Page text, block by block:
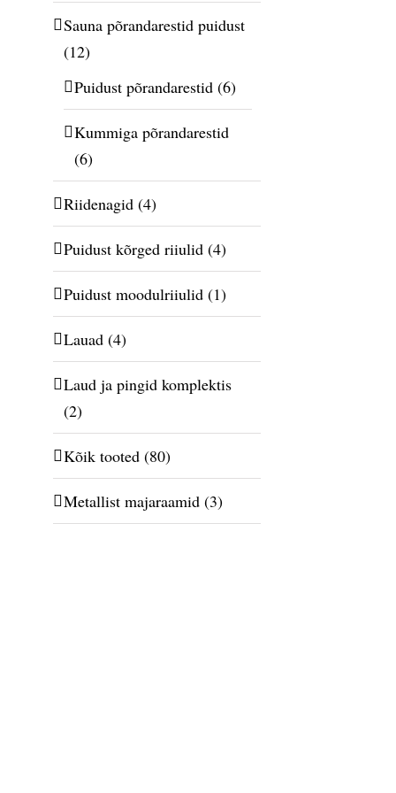
Sauna põrandarestid puidust
(12)
Puidust põrandarestid (6)
Kummiga põrandarestid
(6)
Riidenagid (4)
Puidust kõrged riiulid (4)
Puidust moodulriiulid (1)
Lauad (4)
Laud ja pingid komplektis
(2)
Kõik tooted (80)
Metallist majaraamid (3)